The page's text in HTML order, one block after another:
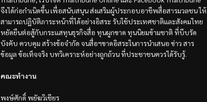
จึงได้ก่อกำเนิดขึ้น เพื่อสนับสนุน ส่งเสริมผู้ประกอบอาชีพสื่อสารมวลชน ให้
สามารถปฏิบัติภาระหน้าที่ได้อย่างอิสระ รับใช้ประเทศชาติและสังคมไทย
หยัดยืนต่อสู้กับกระแสทุนธุรกิจสื่อ ทุนผูกขาด ทุนนิยมข้ามชาติ ที่บีบรัด
บังคับ ควบคุม สร้างข้อจำกัด จนสื่อฯขาดอิสระในการนำเสนอ ข่าว สาร
ข้อมูล ข้อเท็จจริง บทวิเคราะห์อย่างถูกถ้วน ที่ประชาชนควรได้รับรู้.
คณะทำงาน
พงษ์ศักดิ์ พยัฆวิเชียร